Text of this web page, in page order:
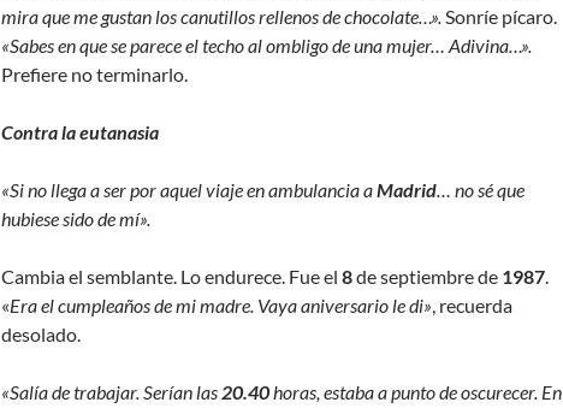
mira que me gustan los canutillos rellenos de chocolate…».Sonríe pícaro.
«Sabes en que se parece el techo al ombligo de una mujer… Adivina…».
Prefiere no terminarlo.
Contra la eutanasia
«Si no llega a ser por aquel viaje en ambulancia aMadrid… no sé que
hubiese sido de mí».
Cambia el semblante. Lo endurece. Fue el 8de septiembre de 1987.
«Era el cumpleaños de mi madre. Vaya aniversario le di», recuerda
desolado.
«Salía de trabajar. Serían las20.40horas, estaba a punto de oscurecer. En